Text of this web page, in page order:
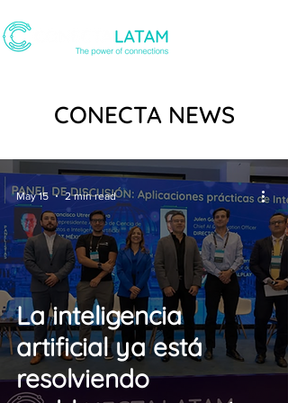
CONECTA NEWS
La inteligencia
artificial ya está
resolviendo
May 15 2 min read